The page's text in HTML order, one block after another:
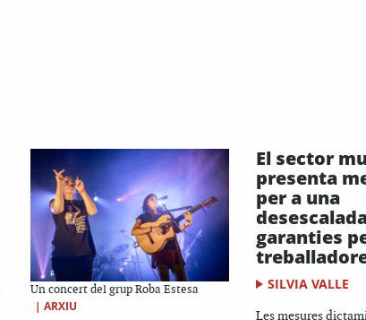
Un concert del grup Roba Estesa
| ARXIU
El sector
presenta
per a una
garanties
SILVIA VALLE
Les mesures